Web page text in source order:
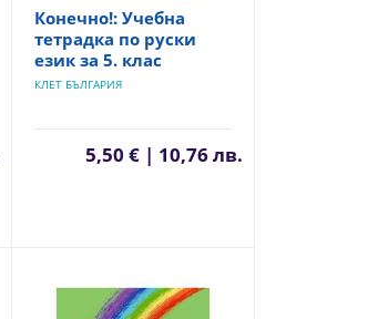
Конечно!: Учебна
тетрадка по руски
език за 5. клас
КЛЕТ БЪЛГАРИЯ
5,50 € | 10,76 лв.